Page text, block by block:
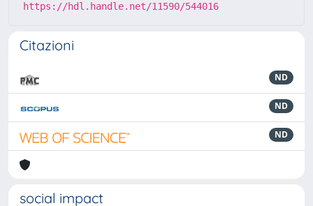
https://hdl.handle.net/11590/544016
Citazioni
ND
ND
ND
social impact